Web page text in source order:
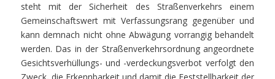
steht mit der Sicherheit des Straßenverkehrs einem
Gemeinschaftswert mit Verfassungsrang gegenüber und
kann demnach nicht ohne Abwägung vorrangig behandelt
werden. Das in der Straßenverkehrsordnung angeordnete
Gesichtsverhüllungs- und -verdeckungsverbot verfolgt den